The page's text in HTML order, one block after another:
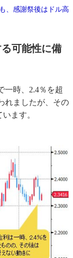
、感謝祭後はドル高
可能性に備
時、2.4％を超
れましたが、その
ます。